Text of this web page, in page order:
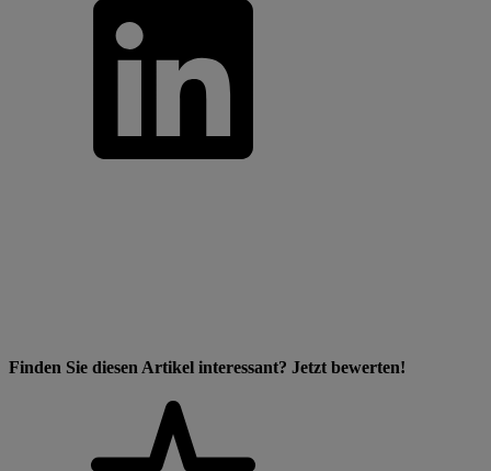
Finden Sie diesen Artikel interessant? Jetzt bewerten!